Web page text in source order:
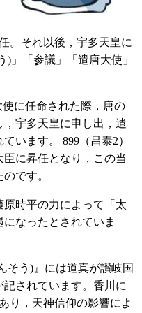
。それ以後，宇多天皇に
」「参議」「遣唐大使」
に任命された際，唐の
宇多天皇に申し出，遣
います。 899（昌泰2）
に昇任となり，この当
です。
時平の力によって「太
なったとされていま
う)』には道真が讃岐国
されています。香川に
り，天神信仰の影響によ